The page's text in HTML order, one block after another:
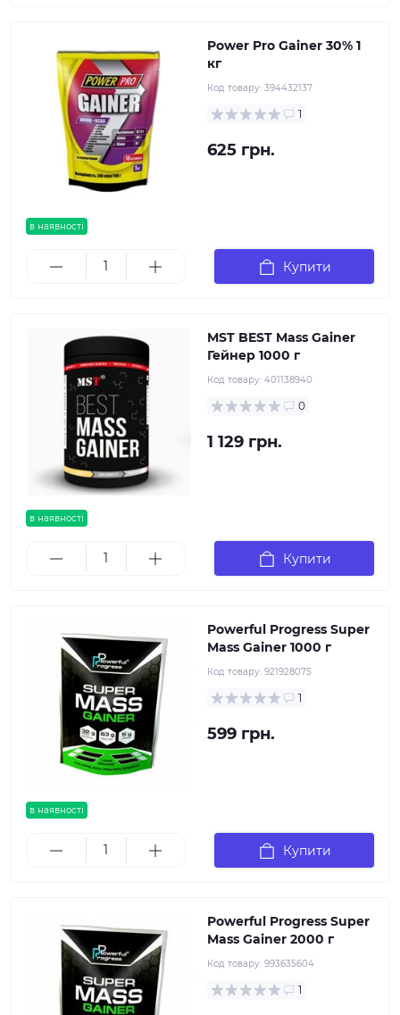
в наявності
Power Pro Gainer 30% 1
кг
Код товару: 394432137
1
625 грн.
Купити
в наявності
MST BEST Mass Gainer
Гейнер 1000 г
Код товару: 401138940
0
1 129 грн.
Купити
в наявності
Powerful Progress Super
Mass Gainer 1000 г
Код товару: 921928075
1
599 грн.
Купити
Powerful Progress Super
Mass Gainer 2000 г
Код товару: 993635604
1